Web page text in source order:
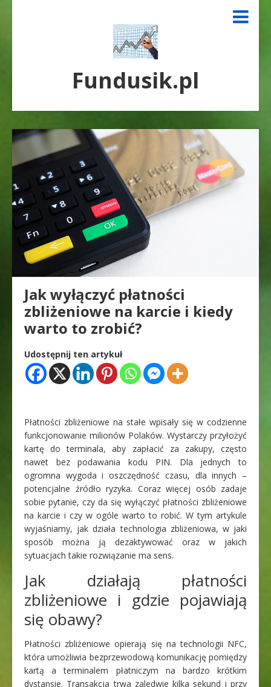
Fundusik.pl
Jak wyłączyć płatności
zbliżeniowe na karcie i kiedy
warto to zrobić?
Udostępnij ten artykuł
Płatności zbliżeniowe na stałe wpisały się w codzienne
funkcjonowanie milionów Polaków. Wystarczy przyłożyć
kartę do terminala, aby zapłacić za zakupy, często
nawet bez podawania kodu PIN. Dla jednych to
ogromna wygoda i oszczędność czasu, dla innych –
potencjalne źródło ryzyka. Coraz więcej osób zadaje
sobie pytanie, czy da się wyłączyć płatności zbliżeniowe
na karcie i czy w ogóle warto to robić. W tym artykule
wyjaśniamy, jak działa technologia zbliżeniowa, w jaki
sposób można ją dezaktywować oraz w jakich
sytuacjach takie rozwiązanie ma sens.
Jak działają płatności
zbliżeniowe i gdzie pojawiają
się obawy?
Płatności zbliżeniowe opierają się na technologii NFC,
która umożliwia bezprzewodową komunikację pomiędzy
kartą a terminalem płatniczym na bardzo krótkim
dystansie. Transakcja trwa zaledwie kilka sekund i przy